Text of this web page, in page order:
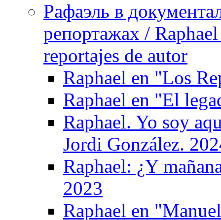
Рафаэль в
репортажах /
reportajes de autor
Raphael en "Los
Raphael en "El
Raphael. Yo soy
Jordi González.
Raphael: ¿Y
2023
Raphael en